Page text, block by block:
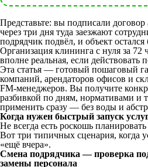
Представьте: вы подписали
через три дня туда заезжают
подрядчик подвёл, и объект
Организация клининга с нуля за 72
вполне реальная, если действовать
Эта статья — готовый пошаговый
компаний, арендаторов офисов и
FM-менеджеров. Вы получите
разбивкой по дням, нормативами и
применить сразу — без воды и
Когда нужен быстрый запуск
Не всегда есть роскошь
Вот три типичных сценария, когда
«ещё вчера».
Смена подрядчика — проверка
замены персонала